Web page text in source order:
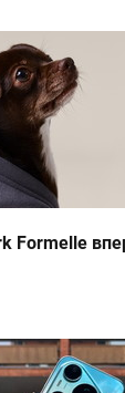
Formelle